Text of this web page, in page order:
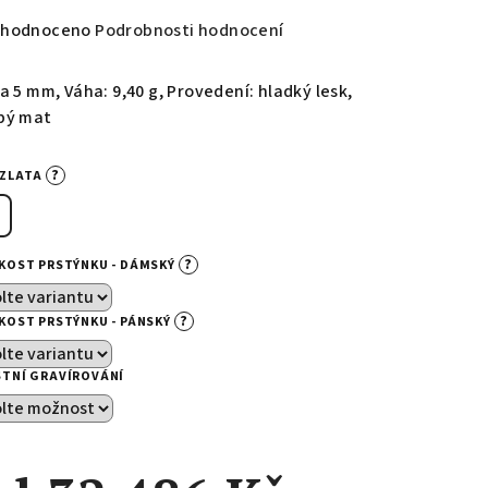
Podrobnosti hodnocení
5 mm, Váha: 9,40 g, Provedení: hladký lesk,
mat
?
PRSTÝNKU - DÁMSKÝ ?
PRSTÝNKU - PÁNSKÝ ?
GRAVÍROVÁNÍ